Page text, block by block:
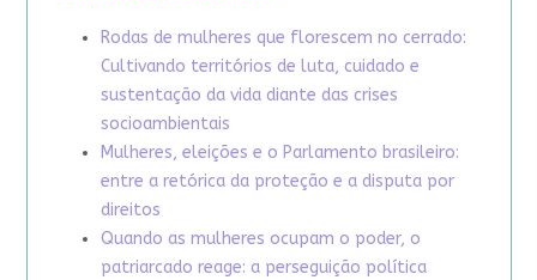
Rodas de mulheres que florescem no cerrado:
Cultivando territórios de luta, cuidado e
sustentação da vida diante das crises
socioambientais
Mulheres, eleições e o Parlamento brasileiro:
entre a retórica da proteção e a disputa por
direitos
Quando as mulheres ocupam o poder, o
patriarcado reage: a perseguição política